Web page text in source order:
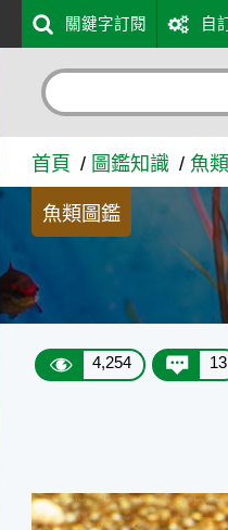
入口網
關鍵字訂閱 自
首頁 圖鑑知識 魚
魚類圖鑑
4,254 13